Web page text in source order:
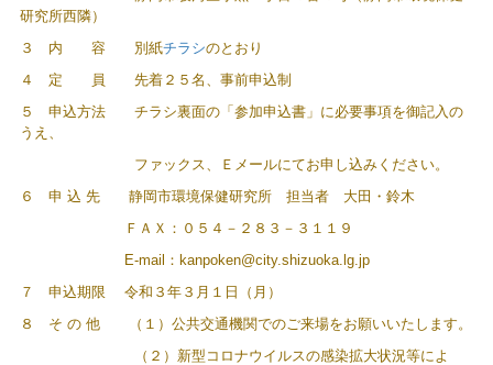
研究所西隣）
３ 内 容 別紙チラシのとおり
４ 定 員 先着２５名、事前申込制
５ 申込方法 チラシ裏面の「参加申込書」に必要事項を御記入の
うえ、
ファックス、Ｅメールにてお申し込みください。
６ 申 込 先 静岡市環境保健研究所 担当者 大田・鈴木
ＦＡＸ：０５４－２８３－３１１９
E-mail ： kanpoken@city.shizuoka.lg.jp
７ 申込期限 令和３年３月１日（月）
８ そ の 他 （１）公共交通機関でのご来場をお願いいたします。
（２）新型コロナウイルスの感染拡大状況等によ